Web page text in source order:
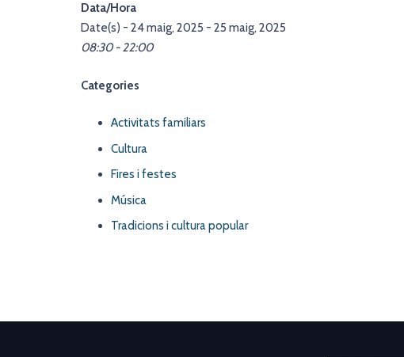
Data/Hora
Date(s) - 24 maig, 2025 - 25 maig, 2025
08:30 - 22:00
Categories
Activitats familiars
Cultura
Fires i festes
Música
Tradicions i cultura popular